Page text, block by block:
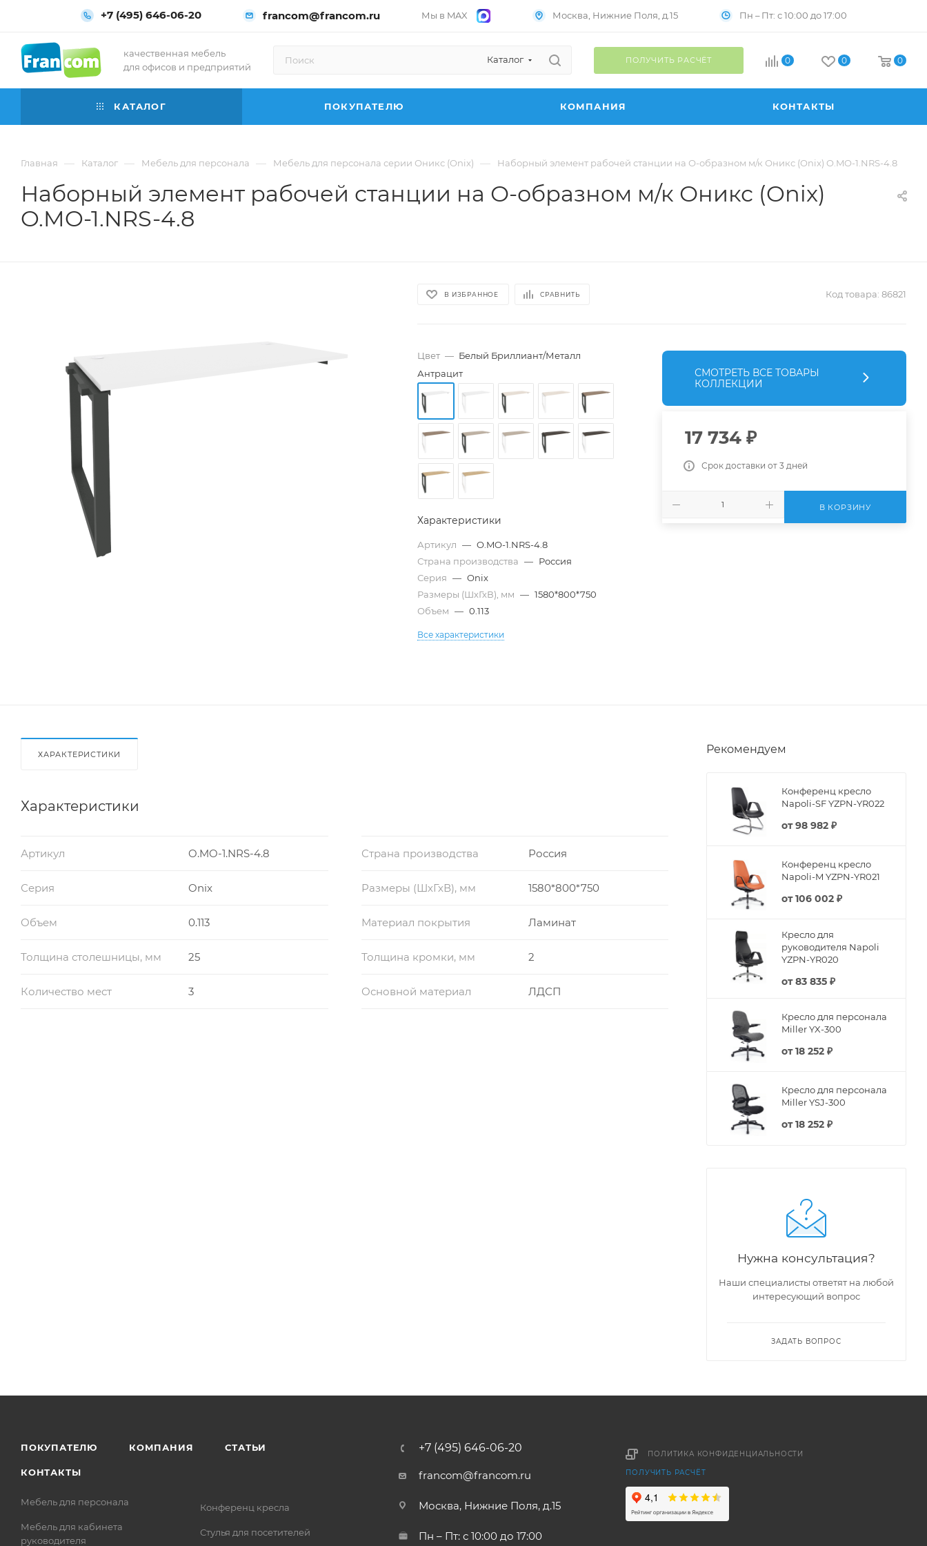
+7 (495) 646-06-20 francom@francom.ru Мы в MAX Москва, Нижние Поля, д.15 Пн – Пт: с 10:00 до 17:00
качественная мебель
для офисов и предприятий
Каталог ПОЛУЧИТЬ РАСЧЁТ 0 0 0
КАТАЛОГ ПОКУПАТЕЛЮ КОМПАНИЯ КОНТАКТЫ
Главная — Каталог — Мебель для персонала — Мебель для персонала серии Оникс (Onix) — Наборный элемент рабочей станции на О-образном м/к Оникс (Onix) O.MO-1.NRS-4.8
Наборный элемент рабочей станции на О-образном м/к Оникс (Onix)
O.MO-1.NRS-4.8
В ИЗБРАННОЕ СРАВНИТЬ Код товара: 86821
Цвет — Белый Бриллиант/Металл
Антрацит
Характеристики
Артикул — O.MO-1.NRS-4.8
Страна производства — Россия
Серия — Onix
Размеры (ШхГхВ), мм — 1580*800*750
Объем — 0.113
Все характеристики
СМОТРЕТЬ ВСЕ ТОВАРЫ
КОЛЛЕКЦИИ
17 734₽
Срок доставки от 3 дней
В КОРЗИНУ
ХАРАКТЕРИСТИКИ
Характеристики
Артикул O.MO-1.NRS-4.8 Страна производства Россия
Серия Onix Размеры (ШхГхВ), мм 1580*800*750
Объем 0.113 Материал покрытия Ламинат
Толщина столешницы, мм 25 Толщина кромки, мм 2
Количество мест 3 Основной материал ЛДСП
Рекомендуем
Конференц кресло
Napoli-SF YZPN-YR022
от98 982 ₽
Конференц кресло
Napoli-M YZPN-YR021
от106 002 ₽
Кресло для
руководителя Napoli
YZPN-YR020
от83 835 ₽
Кресло для персонала
Miller YX-300
от18 252 ₽
Кресло для персонала
Miller YSJ-300
от18 252 ₽
Нужна консультация?
Наши специалисты ответят на любой
интересующий вопрос
ЗАДАТЬ ВОПРОС
ПОКУПАТЕЛЮ КОМПАНИЯ СТАТЬИ
КОНТАКТЫ
Мебель для персонала
Мебель для кабинета
руководителя
Конференц кресла
Стулья для посетителей
+7 (495) 646-06-20
francom@francom.ru
Москва, Нижние Поля, д.15
Пн – Пт: с 10:00 до 17:00
ПОЛИТИКА КОНФИДЕНЦИАЛЬНОСТИ
ПОЛУЧИТЬ РАСЧЁТ